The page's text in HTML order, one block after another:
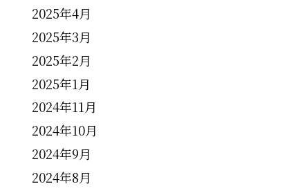
2025年4月
2025年3月
2025年2月
2025年1月
2024年11月
2024年10月
2024年9月
2024年8月